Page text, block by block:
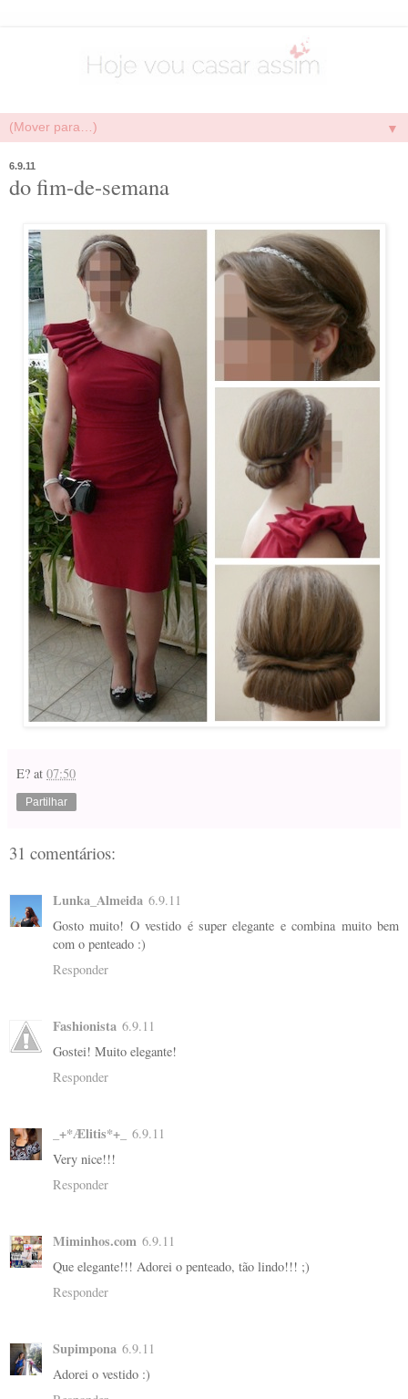
▼
6.9.11
do fim-de-semana
E? at 07:50
Partilhar
31 comentários:
Lunka_Almeida 6.9.11
Gosto muito! O vestido é super elegante e combina muito bem
com o penteado :)
Responder
Fashionista 6.9.11
Gostei! Muito elegante!
Responder
_+*Ælitis*+_
6.9.11
Very nice!!!
Responder
Miminhos.com 6.9.11
Que elegante!!! Adorei o penteado, tão lindo!!! ;)
Responder
Supimpona 6.9.11
Adorei o vestido :)